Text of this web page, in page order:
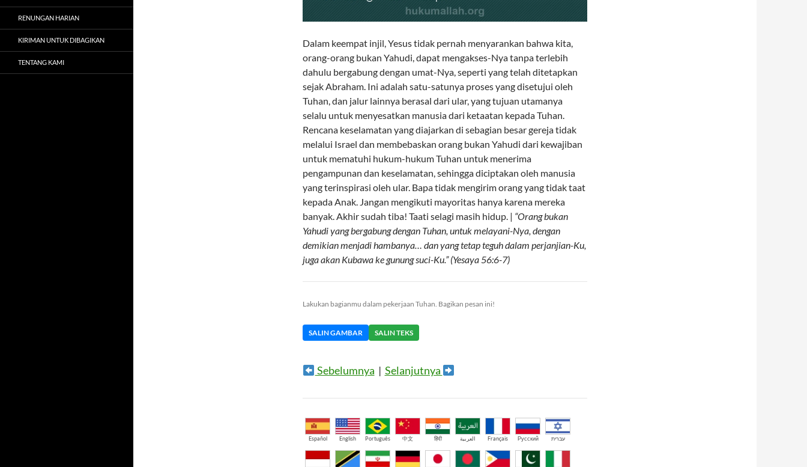
Dalam keempat injil, Yesus tidak pernah menyarankan bahwa kita,
orang-orang bukan Yahudi, dapat mengakses-Nya tanpa terlebih
dahulu bergabung dengan umat-Nya, seperti yang telah ditetapkan
sejak Abraham. Ini adalah satu-satunya proses yang disetujui oleh
Tuhan, dan jalur lainnya berasal dari ular, yang tujuan utamanya
selalu untuk menyesatkan manusia dari ketaatan kepada Tuhan.
Rencana keselamatan yang diajarkan di sebagian besar gereja tidak
melalui Israel dan membebaskan orang bukan Yahudi dari kewajiban
untuk mematuhi hukum-hukum Tuhan untuk menerima
pengampunan dan keselamatan, sehingga diciptakan oleh manusia
yang terinspirasi oleh ular. Bapa tidak mengirim orang yang tidak taat
kepada Anak. Jangan mengikuti mayoritas hanya karena mereka
banyak. Akhir sudah tiba! Taati selagi masih hidup. | “Orang bukan
Yahudi yang bergabung dengan Tuhan, untuk melayani-Nya, dengan
demikian menjadi hambanya… dan yang tetap teguh dalam perjanjian-Ku,
juga akan Kubawa ke gunung suci-Ku.” (Yesaya 56:6-7)
Lakukan bagianmu dalam pekerjaan Tuhan. Bagikan pesan ini!
SALIN GAMBAR SALIN TEKS
Sebelumnya | Selanjutnya
Español English Português 中文 हिंदी العربية Français Русский עברית
RENUNGAN HARIAN
KIRIMAN UNTUK DIBAGIKAN
TENTANG KAMI